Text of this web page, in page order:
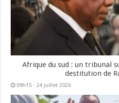
Afrique du sud : un tribunal
destitution de
09h15 - 24 juillet 2026